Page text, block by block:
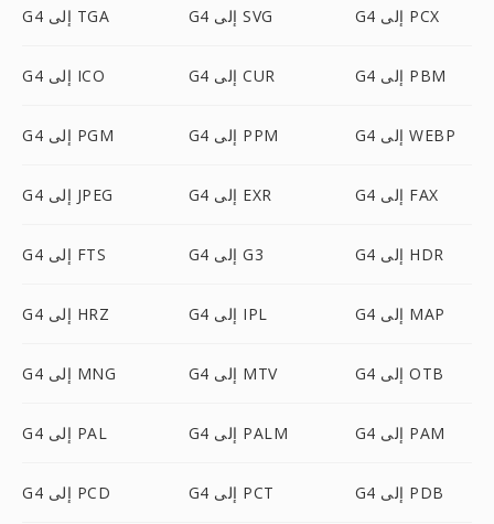
G4 إلى TGA G4 إلى SVG G4 إلى PCX
G4 إلى ICO G4 إلى CUR G4 إلى PBM
G4 إلى PGM G4 إلى PPM G4 إلى WEBP
G4 إلى JPEG G4 إلى EXR G4 إلى FAX
G4 إلى FTS G4 إلى G3 G4 إلى HDR
G4 إلى HRZ G4 إلى IPL G4 إلى MAP
G4 إلى MNG G4 إلى MTV G4 إلى OTB
G4 إلى PAL G4 إلى PALM G4 إلى PAM
G4 إلى PCD G4 إلى PCT G4 إلى PDB